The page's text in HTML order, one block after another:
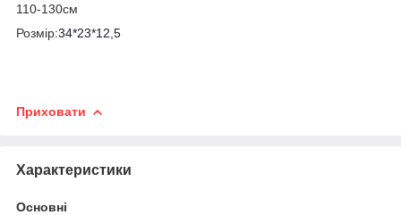
110-130cм
Розмір:34*23*12,5
Приховати
Характеристики
Основні